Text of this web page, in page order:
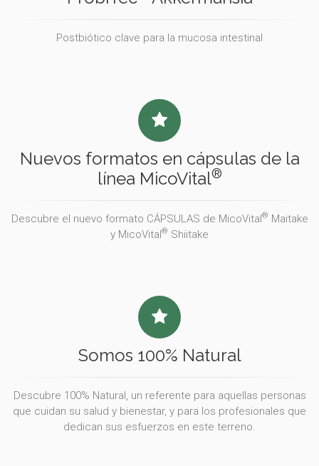
Postbiótico clave para la mucosa intestinal
Nuevos formatos en cápsulas de la
línea MicoVital®
Descubre el nuevo formato CÁPSULAS de MicoVital® Maitake
y MicoVital® Shiitake
Somos 100% Natural
Descubre 100% Natural, un referente para aquellas personas
que cuidan su salud y bienestar, y para los profesionales que
dedican sus esfuerzos en este terreno.